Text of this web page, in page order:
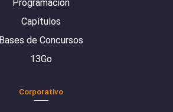
Programación
Capítulos
Bases de Concursos
13Go
Corporativo